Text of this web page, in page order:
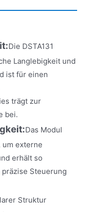
Die DSTA131
Langlebigkeit und
ist für einen
trägt zur
bei.
Das Modul
externe
erhält so
Steuerung
Struktur